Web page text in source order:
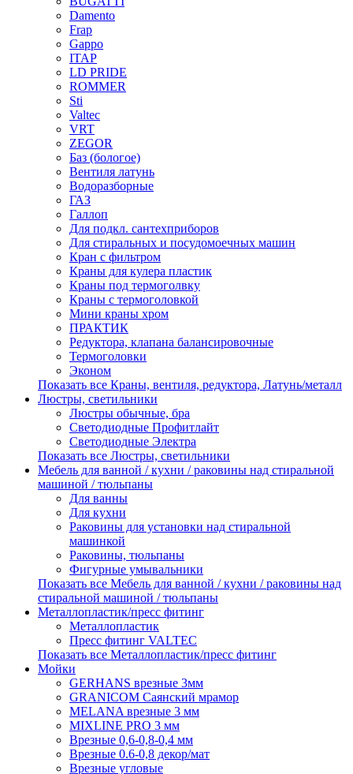
Damento
Frap
Gappo
ITAP
LD PRIDE
ROMMER
Sti
Valtec
VRT
ZEGOR
Баз (бологое)
Вентиля латунь
Водоразборные
ГАЗ
Галлоп
Для подкл. сантехприборов
Для стиральных и посудомоечных машин
Кран с фильтром
Краны для кулера пластик
Краны под термоголвку
Краны с термоголовкой
Мини краны хром
ПРАКТИК
Редуктора, клапана балансировочные
Термоголовки
Эконом
Показать все Краны, вентиля, редуктора, Латунь/металл
Люстры, светильники
Люстры обычные, бра
Светодиодные Профитлайт
Светодиодные Электра
Показать все Люстры, светильники
Мебель для ванной / кухни / раковины над стиральной
машиной / тюльпаны
Для ванны
Для кухни
Раковины для установки над стиральной
машинкой
Раковины, тюльпаны
Фигурные умывальники
Показать все Мебель для ванной / кухни / раковины над
стиральной машиной / тюльпаны
Металлопластик/пресс фитинг
Металлопластик
Пресс фитинг VALTEС
Показать все Металлопластик/пресс фитинг
Мойки
GERHANS врезные 3мм
GRANICOM Саянский мрамор
MELANA врезные 3 мм
MIXLINE PRO 3 мм
Врезные 0,6-0,8-0,4 мм
Врезные 0.6-0,8 декор/мат
Врезные угловые